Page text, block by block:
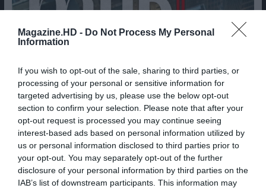
Magazine.HD - Do Not Process My Personal
Information
If you wish to opt-out of the sale, sharing to third parties, or
processing of your personal or sensitive information for
targeted advertising by us, please use the below opt-out
section to confirm your selection. Please note that after your
opt-out request is processed you may continue seeing
interest-based ads based on personal information utilized by
us or personal information disclosed to third parties prior to
your opt-out. You may separately opt-out of the further
disclosure of your personal information by third parties on the
IAB’s list of downstream participants. This information may